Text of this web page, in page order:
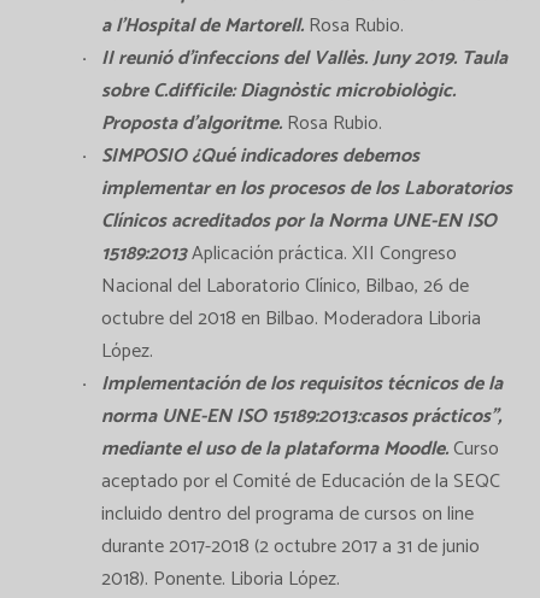
a l’Hospital de Martorell.Rosa Rubio.
II reunió d'infeccions del Vallès. Juny 2019. Taula
sobre C.difficile: Diagnòstic microbiològic.
Proposta d'algoritme.Rosa Rubio.
SIMPOSIO ¿Qué indicadores debemos
implementar en los procesos de los Laboratorios
Clínicos acreditados por la Norma UNE-EN ISO
15189:2013Aplicación práctica. XII Congreso
Nacional del Laboratorio Clínico, Bilbao, 26 de
octubre del 2018 en Bilbao. Moderadora Liboria
López.
Implementación de los requisitos técnicos de la
norma UNE-EN ISO 15189:2013:casos prácticos”,
mediante el uso de la plataforma Moodle.Curso
aceptado por el Comité de Educación de la SEQC
incluido dentro del programa de cursos on line
durante 2017-2018 (2 octubre 2017 a 31 de junio
2018). Ponente. Liboria López.